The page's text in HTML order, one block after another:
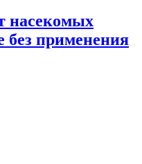
насекомых
без применения